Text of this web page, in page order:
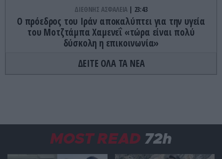
ΔΙΕΘΝΗΣ ΑΣΦΑΛΕΙΑ 23:43
Ο πρόεδρος του Ιράν αποκαλύπτει για την υγεία
του Μοτζτάμπα Χαμενεΐ «τώρα είναι πολύ
δύσκολη η επικοινωνία»
GOOD LIFE 23:27
Χρήστος Ρούσσος: Ο ναύτης που σκότωσε τον
εραστή του και «ταρακούνησε» τη Δικαιοσύνη
ΔΕΙΤΕ ΟΛΑ ΤΑ ΝΕΑ
MOST READ 72h